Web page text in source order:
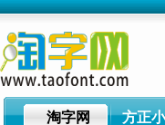
淘字网 方正